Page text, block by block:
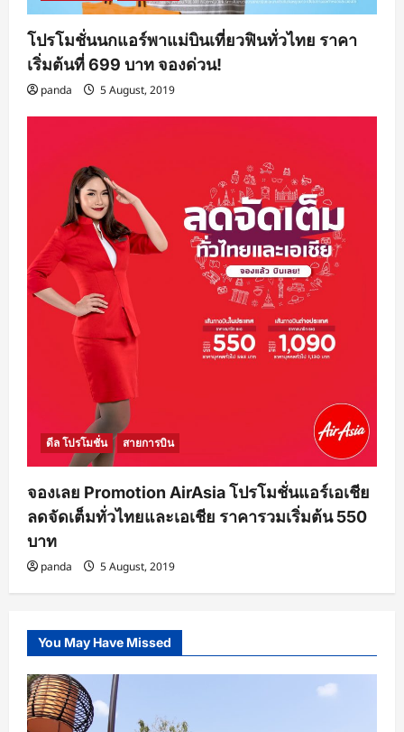
โปรโมชั่นนกแอร์พาแม่บินเที่ยวฟินทั่วไทย ราคา
เริ่มต้นที่ 699 บาท จองด่วน!
panda 5 August, 2019
ดีล โปรโมชั่น สายการบิน
จองเลย Promotion AirAsia โปรโมชั่นแอร์เอเชีย
ลดจัดเต็มทั่วไทยและเอเชีย ราคารวมเริ่มต้น 550
บาท
panda 5 August, 2019
You May Have Missed